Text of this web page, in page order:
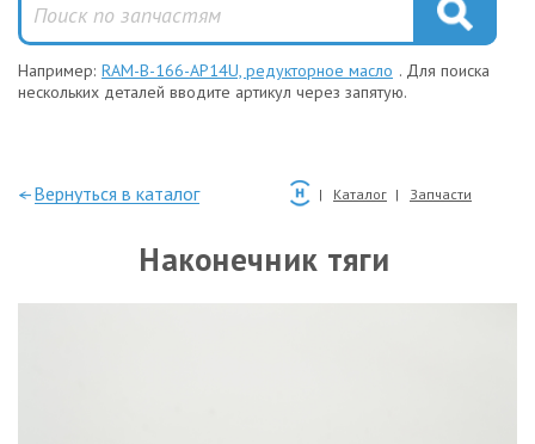
Например: RAM-B-166-AP14U, редукторное масло . Для поиска
нескольких деталей вводите артикул через запятую.
—Вернуться в каталог Каталог Запчасти
Наконечник тяги